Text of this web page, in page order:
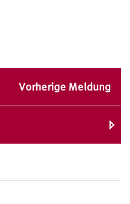
Vorherige Meldung